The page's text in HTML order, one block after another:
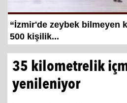
Hayat kurtaran baba,
şampiyonluğa hazırlıyor
35 kilometrelik
yenileniyor